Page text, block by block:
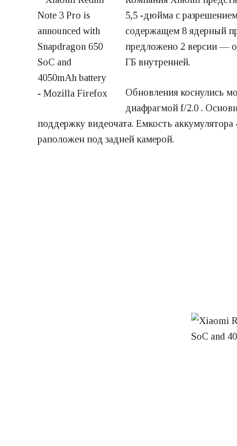
5,5 -дюйма с
содержащем 8 ядерный
предложено 2 версии —
ГБ внутренней.
Обновления коснулись
диафрагмой f/2.0 .
поддержку видеочата. Емкость аккумулятора
раположен под задней камерой.